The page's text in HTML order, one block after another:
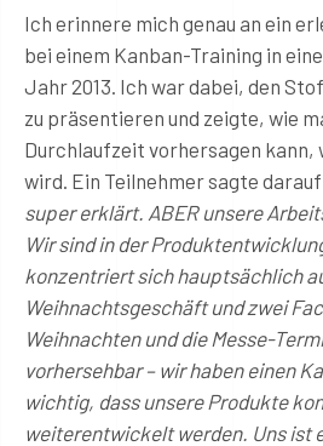
Ich erinnere mich genau an ein
bei einem Kanban-Training in
Jahr 2013. Ich war dabei, den
zu präsentieren und zeigte, wie
Durchlaufzeit vorhersagen
wird. Ein Teilnehmer sagte
super erklärt. ABER unsere
Wir sind in der
konzentriert sich hauptsächlich
Weihnachtsgeschäft und zwei
Weihnachten und die Messe-
vorhersehbar – wir haben einen
wichtig, dass unsere Produkte
weiterentwickelt werden. Uns ist